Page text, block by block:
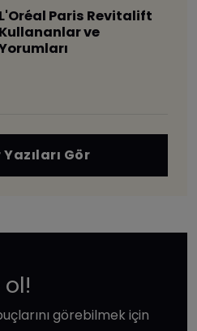
L'Oréal Paris Revitalift
Kullananlar ve
Gör
görebilmek için